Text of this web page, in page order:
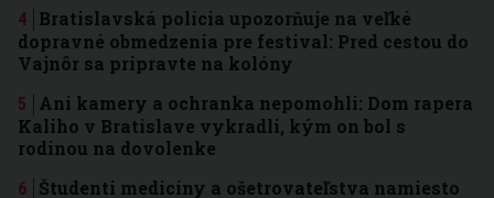
Bratislavská polícia upozorňuje na veľké
dopravné obmedzenia pre festival: Pred cestou do
Vajnôr sa pripravte na kolóny
Ani kamery a ochranka nepomohli: Dom rapera
Kaliho v Bratislave vykradli, kým on bol s
rodinou na dovolenke
Študenti medicíny a ošetrovateľstva namiesto